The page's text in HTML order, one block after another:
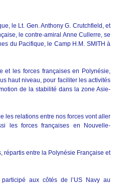
le Lt. Gen. Anthony G. Crutchfield, et
le contre-amiral Anne Cullerre, se
du Pacifique, le Camp H.M. SMITH à
et les forces françaises en Polynésie,
haut niveau, pour faciliter les activités
de la stabilité dans la zone Asie-
les relations entre nos forces vont aller
les forces françaises en Nouvelle-
répartis entre la Polynésie Française et
aux côtés de l’US Navy au